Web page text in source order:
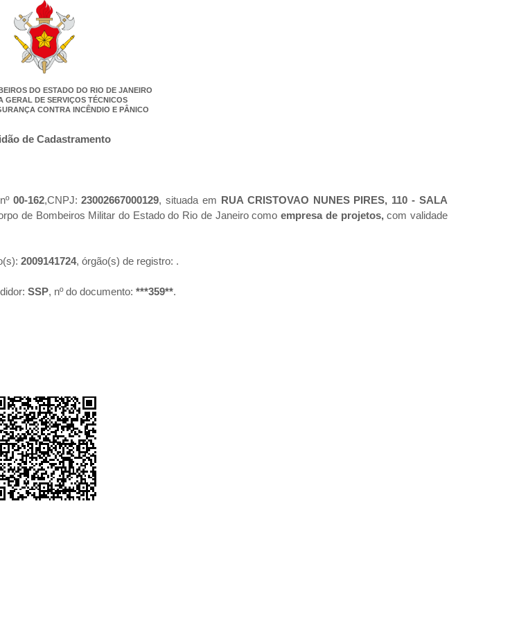
DO ESTADO DO RIO DE JANEIRO
GERAL DE SERVIÇOS TÉCNICOS
CONTRA INCÊNDIO E PÂNICO
de Cadastramento
00-162,CNPJ:23002667000129, situada em RUA CRISTOVAO NUNES PIRES, 110 - SALA
de Bombeiros Militar do Estado do Rio de Janeiro comoempresa de projetos,com validade
2009141724, órgão(s) de registro: .
SSP, nº do documento: ***359**.